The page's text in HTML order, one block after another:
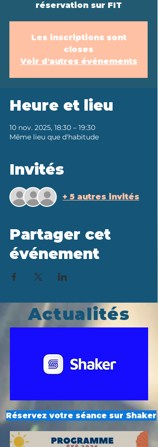
réservation sur FIT
Les inscriptions sont
closes
Voir d'autres événements
Heure et lieu
10 nov. 2025, 18:30 – 19:30
Même lieu que d'habitude
Invités
+ 5 autres invités
Partager cet
événement
Actualités
Réservez votre séance sur Shaker